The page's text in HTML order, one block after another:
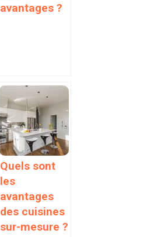
avantages ?
Quels sont
les
avantages
des cuisines
sur-mesure ?